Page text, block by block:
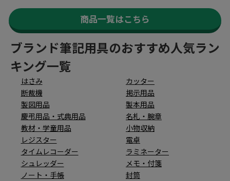
商品一覧はこちら
ブランド筆記用具のおすすめ人気ラン
キング一覧
はさみ
カッター
断裁機
掲示用品
製図用品
製本用品
慶弔用品・式典用品
名札・腕章
教材・学童用品
小物収納
レジスター
電卓
タイムレコーダー
ラミネーター
シュレッダー
メモ・付箋
ノート・手帳
封筒